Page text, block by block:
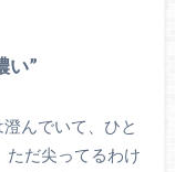
い”
んでいて、ひと
ただ尖ってるわけ